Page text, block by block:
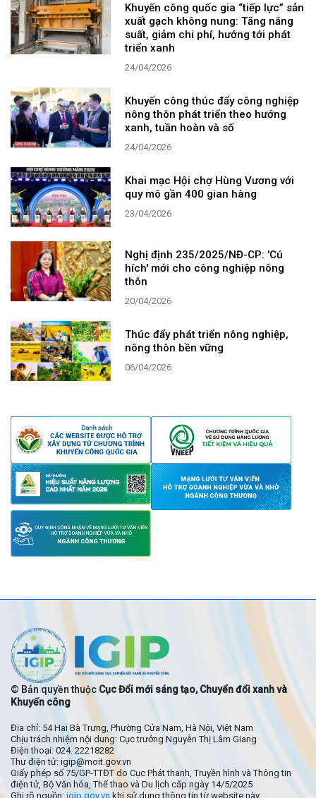
Khuyến công quốc gia “tiếp lực” sản
xuất gạch không nung: Tăng năng
suất, giảm chi phí, hướng tới phát
triển xanh
24/04/2026
Khuyến công thúc đẩy công nghiệp
nông thôn phát triển theo hướng
xanh, tuần hoàn và số
24/04/2026
Khai mạc Hội chợ Hùng Vương với
quy mô gần 400 gian hàng
23/04/2026
Nghị định 235/2025/NĐ-CP: 'Cú
hích' mới cho công nghiệp nông
thôn
20/04/2026
Thúc đẩy phát triển nông nghiệp,
nông thôn bền vững
06/04/2026
© Bản quyền thuộc Cục Đổi mới sáng tạo, Chuyển đổi xanh và
Khuyến công
Địa chỉ: 54 Hai Bà Trưng, Phường Cửa Nam, Hà Nội, Việt Nam
Chịu trách nhiệm nội dung: Cục trưởng Nguyễn Thị Lâm Giang
Điện thoại: 024. 22218282
Thư điện tử: igip@moit.gov.vn
Giấy phép số 75/GP-TTĐT do Cục Phát thanh, Truyền hình và Thông tin
điện tử, Bộ Văn hóa, Thể thao và Du lịch cấp ngày 14/5/2025
Ghi rõ nguồn: igip.gov.vn khi sử dụng thông tin từ website này